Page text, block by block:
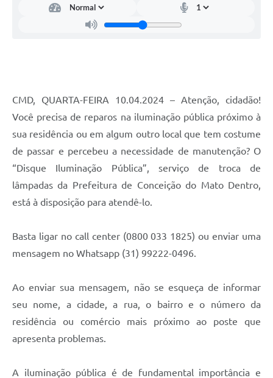
Notificações de Penalidades – Decisões
Conselho Municipal de Conservação e Defesa do
Meio Ambiente-CODEMA
Contratos
Audiências Públicas
Arquivos para Download
Links
Serviços Online
CMD, QUARTA-FEIRA 10.04.2024 – Atenção, cidadão!
Você precisa de reparos na iluminação pública próximo à
sua residência ou em algum outro local que tem costume
de passar e percebeu a necessidade de manutenção? O
“Disque Iluminação Pública”, serviço de troca de
lâmpadas da Prefeitura de Conceição do Mato Dentro,
está à disposição para atendê-lo.
Basta ligar no call center (0800 033 1825) ou enviar uma
mensagem no Whatsapp (31) 99222-0496.
Ao enviar sua mensagem, não se esqueça de informar
seu nome, a cidade, a rua, o bairro e o número da
residência ou comércio mais próximo ao poste que
apresenta problemas.
A iluminação pública é de fundamental importância e